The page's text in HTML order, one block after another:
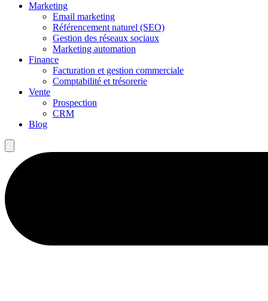
Marketing
Email marketing
Référencement naturel (SEO)
Gestion des réseaux sociaux
Marketing automation
Finance
Facturation et gestion commerciale
Comptabilité et trésorerie
Vente
Prospection
CRM
Blog